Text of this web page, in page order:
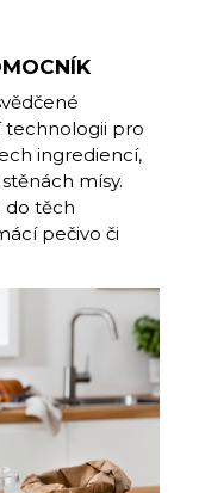
technologii pro
ingrediencí,
mísy.
do těch
pečivo či